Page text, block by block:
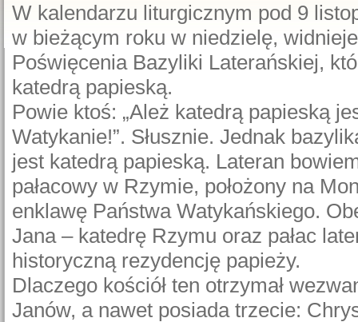
W kalendarzu liturgicznym pod 9
w bieżącym roku w niedzielę,
Poświęcenia Bazyliki Laterańskiej,
katedrą papieską.
Powie ktoś: „Ależ katedrą papieską
Watykanie!”. Słusznie. Jednak
jest katedrą papieską. Lateran
pałacowy w Rzymie, położony na
enklawę Państwa Watykańskiego.
Jana – katedrę Rzymu oraz pałac
historyczną rezydencję papieży.
Dlaczego kościół ten otrzymał
Janów, a nawet posiada trzecie: